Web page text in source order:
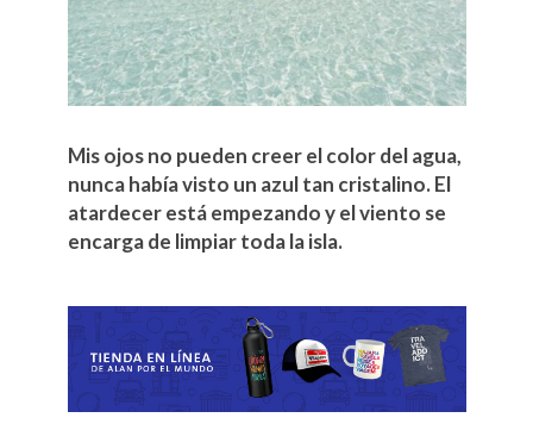
Mis ojos no pueden creer el color del agua,
nunca había visto un azul tan cristalino. El
atardecer está empezando y el viento se
encarga de limpiar toda la isla.